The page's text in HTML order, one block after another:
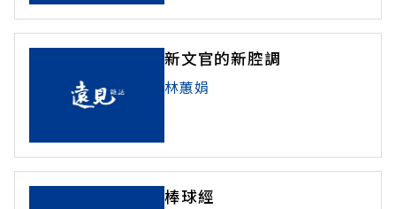
新文官的新腔調
林蕙娟
棒球經